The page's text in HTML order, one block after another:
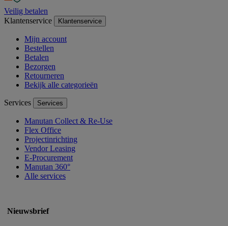
Veilig betalen
Klantenservice
Klantenservice
Mijn account
Bestellen
Betalen
Bezorgen
Retourneren
Bekijk alle categorieën
Services Services
Manutan Collect & Re-Use
Flex Office
Projectinrichting
Vendor Leasing
E-Procurement
Manutan 360°
Alle services
Nieuwsbrief